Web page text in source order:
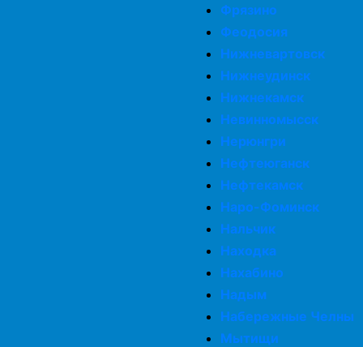
Фрязино
Феодосия
Нижневартовск
Нижнеудинск
Нижнекамск
Невинномысск
Нерюнгри
Нефтеюганск
Нефтекамск
Наро-Фоминск
Нальчик
Находка
Нахабино
Надым
Набережные Челны
Мытищи